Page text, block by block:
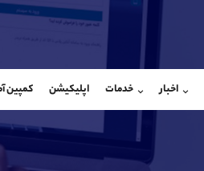
اخبار خدمات اپلیکیشن کمپین
شروع
داخلی